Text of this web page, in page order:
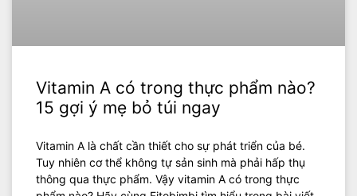
Vitamin A có trong thực phẩm nào?
15 gợi ý mẹ bỏ túi ngay
Vitamin A là chất cần thiết cho sự phát triển của bé.
Tuy nhiên cơ thể không tự sản sinh mà phải hấp thụ
thông qua thực phẩm. Vậy vitamin A có trong thực